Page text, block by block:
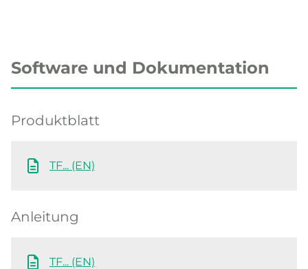
Software und Dokumentation
Produktblatt
TF... (EN)
Anleitung
TF... (EN)